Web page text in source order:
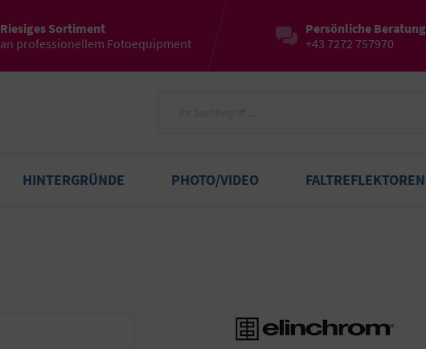
Riesiges Sortiment
an professionellem Fotoequipment
Persönliche Beratung
+43 7272 757970
HINTERGRÜNDE PHOTO/VIDEO FALTREFLEKTOREN